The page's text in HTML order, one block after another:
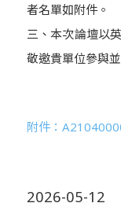
者名單如附件。
三、本次論壇以
敬邀貴單位參與
附件：
2026-05-12